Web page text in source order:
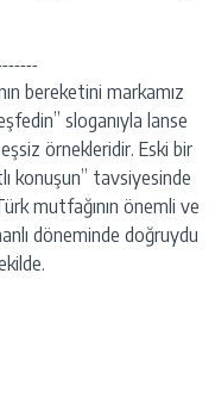
bereketini markamız
sloganıyla lanse
örnekleridir. Eski bir
konuşun” tavsiyesinde
mutfağının önemli ve
döneminde doğruydu